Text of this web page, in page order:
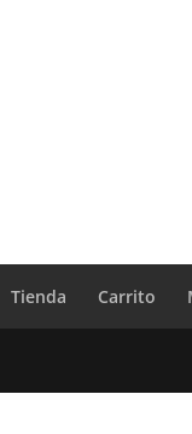
Tienda Carrito